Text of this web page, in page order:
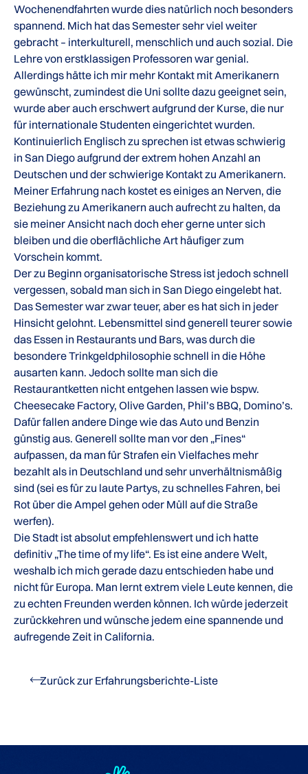
Wochenendfahrten wurde dies natürlich noch besonders
spannend. Mich hat das Semester sehr viel weiter
gebracht – interkulturell, menschlich und auch sozial. Die
Lehre von erstklassigen Professoren war genial.
Allerdings hätte ich mir mehr Kontakt mit Amerikanern
gewünscht, zumindest die Uni sollte dazu geeignet sein,
wurde aber auch erschwert aufgrund der Kurse, die nur
für internationale Studenten eingerichtet wurden.
Kontinuierlich Englisch zu sprechen ist etwas schwierig
in San Diego aufgrund der extrem hohen Anzahl an
Deutschen und der schwierige Kontakt zu Amerikanern.
Meiner Erfahrung nach kostet es einiges an Nerven, die
Beziehung zu Amerikanern auch aufrecht zu halten, da
sie meiner Ansicht nach doch eher gerne unter sich
bleiben und die oberflächliche Art häufiger zum
Vorschein kommt.
Der zu Beginn organisatorische Stress ist jedoch schnell
vergessen, sobald man sich in San Diego eingelebt hat.
Das Semester war zwar teuer, aber es hat sich in jeder
Hinsicht gelohnt. Lebensmittel sind generell teurer sowie
das Essen in Restaurants und Bars, was durch die
besondere Trinkgeldphilosophie schnell in die Höhe
ausarten kann. Jedoch sollte man sich die
Restaurantketten nicht entgehen lassen wie bspw.
Cheesecake Factory, Olive Garden, Phil’s BBQ, Domino’s.
Dafür fallen andere Dinge wie das Auto und Benzin
günstig aus. Generell sollte man vor den „Fines“
aufpassen, da man für Strafen ein Vielfaches mehr
bezahlt als in Deutschland und sehr unverhältnismäßig
sind (sei es für zu laute Partys, zu schnelles Fahren, bei
Rot über die Ampel gehen oder Müll auf die Straße
werfen).
Die Stadt ist absolut empfehlenswert und ich hatte
definitiv „The time of my life“. Es ist eine andere Welt,
weshalb ich mich gerade dazu entschieden habe und
nicht für Europa. Man lernt extrem viele Leute kennen, die
zu echten Freunden werden können. Ich würde jederzeit
zurückkehren und wünsche jedem eine spannende und
aufregende Zeit in California.
Zurück zur Erfahrungsberichte-Liste